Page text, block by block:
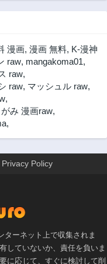
漫画, 漫画 無料, K-漫神
raw, mangakoma01,
raw,
raw, マッシュル raw,
,
み 漫画raw,
,
Privacy Policy
ターネット上で収集されま
していないか、責任を負いま
に応じて、すぐに検討して削